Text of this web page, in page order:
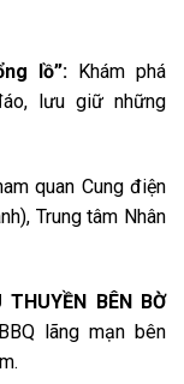
lồ”:Khám phá
lưu giữ những
quan Cung điện
Trung tâm Nhân
BÊN BỜ
lãng mạn bên